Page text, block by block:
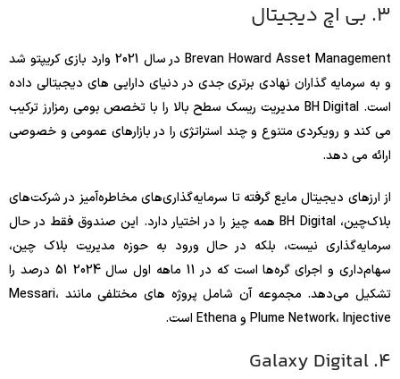
3. بی اچ دیجیتال
Brevan Howard Asset Management در سال 2021 وارد بازی کریپتو شد
و به سرمایه گذاران نهادی برتری جدی در دنیای دارایی های دیجیتالی داده
است. BH Digital مدیریت ریسک سطح بالا را با تخصص بومی رمزارز ترکیب
می کند و رویکردی متنوع و چند استراتژی را در بازارهای عمومی و خصوصی
ارائه می دهد.
از ارزهای دیجیتال مایع گرفته تا سرمایه‌گذاری‌های مخاطره‌آمیز در شرکت‌های
بلاک‌چین، BH Digital همه چیز را در اختیار دارد. این صندوق فقط در حال
سرمایه‌گذاری نیست، بلکه در حال ورود به حوزه مدیریت بلاک چین،
سهام‌داری و اجرای گره‌ها است که در 11 ماهه اول سال 2024 51 درصد را
تشکیل می‌دهد. مجموعه آن شامل پروژه های مختلفی مانند Messari،
Plume Network، Injective و Ethena است.
4. Galaxy Digital